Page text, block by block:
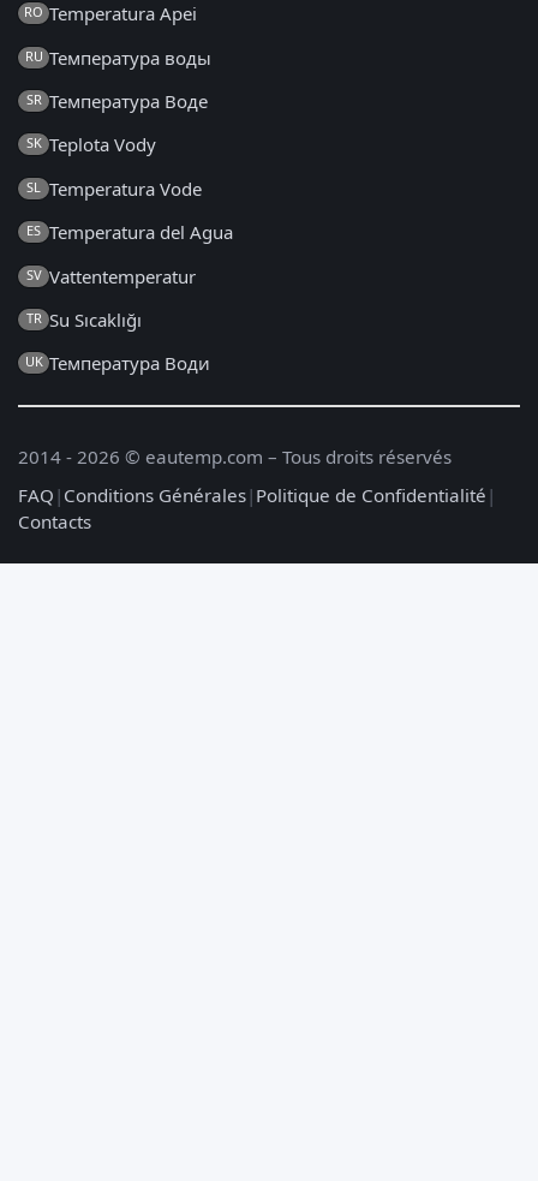
RO Temperatura Apei
RU Температура воды
SR Температура Воде
SK Teplota Vody
SL Temperatura Vode
ES Temperatura del Agua
SV Vattentemperatur
TR Su Sıcaklığı
UK Температура Води
2014 - 2026 © eautemp.com – Tous droits réservés
FAQ | Conditions Générales| Politique de Confidentialité |
Contacts